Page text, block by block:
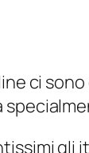
ci
gli